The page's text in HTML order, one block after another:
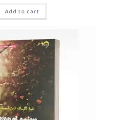
Add to cart